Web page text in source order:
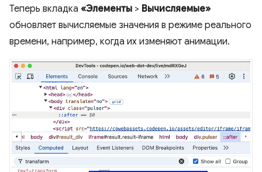
Теперь вкладка «Элементы > Вычисляемые»
обновляет вычисляемые значения в режиме реального
времени, например, когда их изменяют анимации.